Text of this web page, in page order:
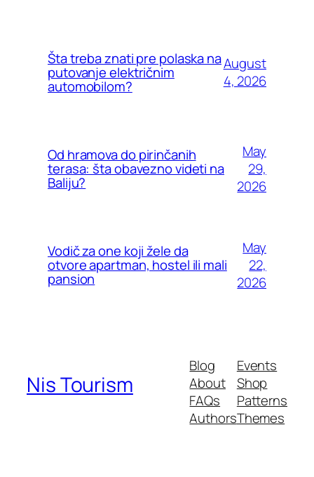
Šta treba znati pre polaska na
putovanje električnim
automobilom?
August
4, 2026
Od hramova do pirinčanih
terasa: šta obavezno videti na
Baliju?
May
29,
2026
Vodič za one koji žele da
otvore apartman, hostel ili mali
pansion
May
22,
2026
Nis Tourism
Blog
About
FAQs
Authors
Events
Shop
Patterns
Themes